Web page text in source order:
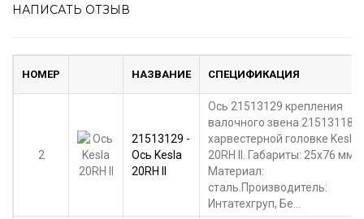
НАПИСАТЬ ОТЗЫВ
НОМЕР НАЗВАНИЕ СПЕЦИФИКАЦИЯ
2
21513129 -
Ось Kesla
20RH II
Ось 21513129 крепления
валочного звена 21513118 в
харвестерной головке Kesla
20RH II. Габариты: 25х76 мм.
Материал:
сталь.Производитель:
Интатехгруп, Бе...